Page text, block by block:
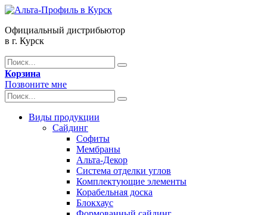
Официальный дистрибьютор
в г. Курск
Корзина
Позвоните мне
Виды продукции
Сайдинг
Софиты
Мембраны
Альта-Декор
Система отделки углов
Комплектующие элементы
Корабельная доска
Блокхаус